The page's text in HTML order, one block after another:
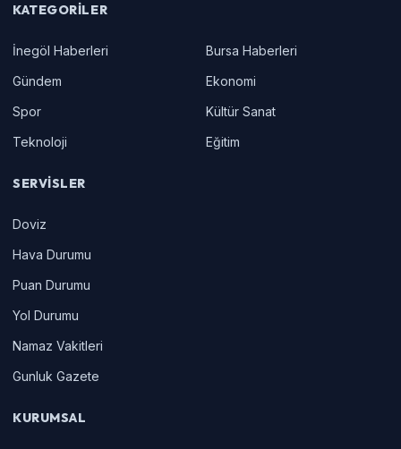
KATEGORILER
İnegöl Haberleri
Bursa Haberleri
Gündem
Ekonomi
Spor
Kültür Sanat
Teknoloji
Eğitim
SERVISLER
Doviz
Hava Durumu
Puan Durumu
Yol Durumu
Namaz Vakitleri
Gunluk Gazete
KURUMSAL